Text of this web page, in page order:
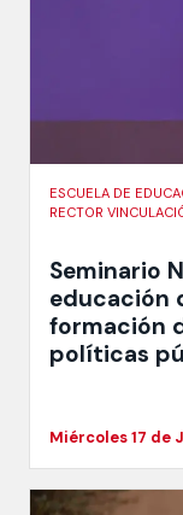
ESCUELA DE
RECTOR
Seminario
educación
formación
políticas
Miércoles 17 de